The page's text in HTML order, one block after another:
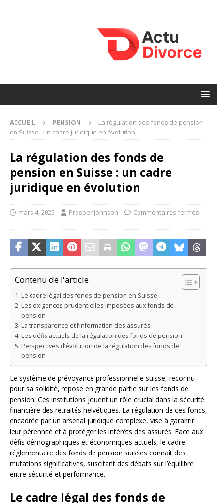
ACCUEIL PENSION
La régulation des fonds de pension
en Suisse : un cadre juridique en évolution
La régulation des fonds de
pension en Suisse : un cadre
juridique en évolution
mars 4, 2025 Prosper Johnson Commentaires fermés
Contenu de l'article
Le cadre légal des fonds de pension en Suisse
Les exigences prudentielles imposées aux fonds de
pension
La transparence et l’information des assurés
Les défis actuels de la régulation des fonds de pension
Perspectives d’évolution de la régulation des fonds de
pension
Le système de prévoyance professionnelle suisse, reconnu
pour sa solidité, repose en grande partie sur les fonds de
pension. Ces institutions jouent un rôle crucial dans la sécurité
financière des retraités helvétiques. La régulation de ces fonds,
encadrée par un arsenal juridique complexe, vise à garantir
leur pérennité et à protéger les intérêts des assurés. Face aux
défis démographiques et économiques actuels, le cadre
réglementaire des fonds de pension suisses connaît des
mutations significatives, suscitant des débats sur l’équilibre
entre sécurité et performance.
Le cadre légal des fonds de